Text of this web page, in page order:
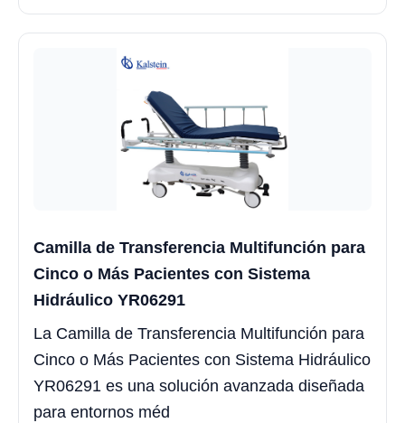
Camilla de Transferencia Multifunción para
Cinco o Más Pacientes con Sistema
Hidráulico YR06291
La Camilla de Transferencia Multifunción para
Cinco o Más Pacientes con Sistema Hidráulico
YR06291 es una solución avanzada diseñada
para entornos méd